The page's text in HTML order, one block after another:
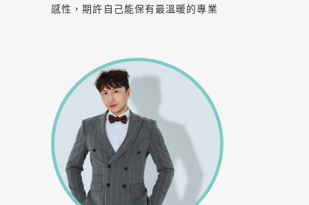
感性，期許自己能保有最溫暖的專業